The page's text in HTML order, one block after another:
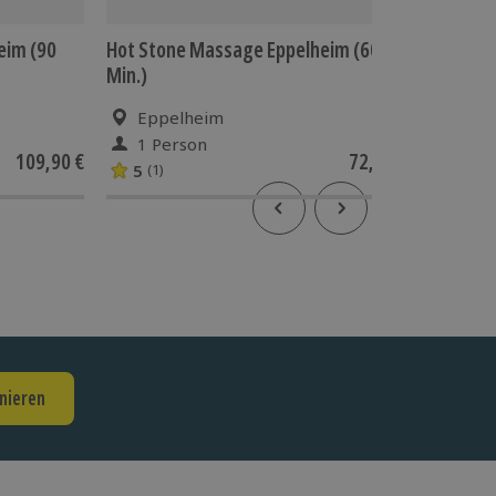
(90
109,90 €
Hot Stone Massage Eppelheim (60
Min.)
Eppelheim
1 Person
5 (1) 72,90 €